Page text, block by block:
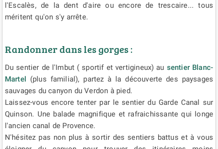
l'Escalès, de la dent d'aire ou encore de trescaire... tous
méritent qu'on s'y arrête.
Randonner dans les gorges :
Du sentier de l'Imbut ( sportif et vertigineux) au sentier Blanc-
Martel
(plus familial), partez à la découverte des paysages
sauvages du canyon du Verdon à pied.
Laissez-vous encore tenter par le sentier du Garde Canal sur
Quinson. Une balade magnifique et rafraichissante qui longe
l'ancien canal de Provence.
N'hésitez pas non plus à sortir des sentiers battus et à vous